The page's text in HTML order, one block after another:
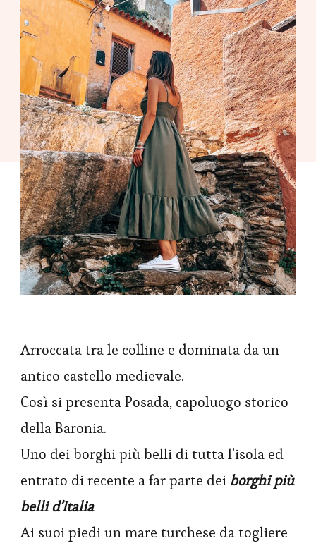
Arroccata tra le colline e dominata da un
antico castello medievale.
Così si presenta Posada, capoluogo storico
della Baronia.
Uno dei borghi più belli di tutta l’isola ed
entrato di recente a far parte dei borghi più
belli d’Italia
Ai suoi piedi un mare turchese da togliere